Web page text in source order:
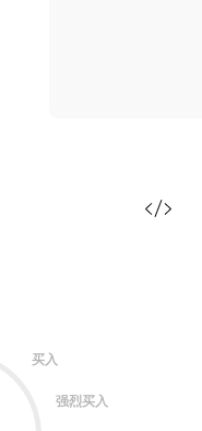
买入
强烈买入